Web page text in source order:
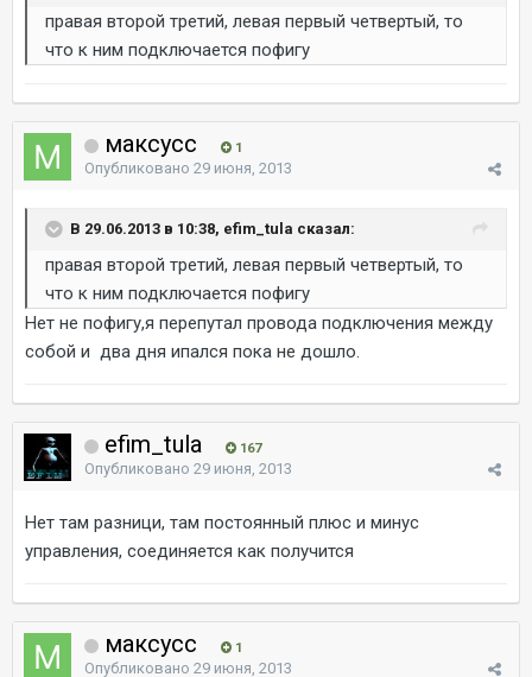
правая второй третий, левая первый четвертый, то
что к ним подключается пофигу
максусс 1
Опубликовано 29 июня, 2013
В 29.06.2013 в 10:38, efim_tula сказал:
правая второй третий, левая первый четвертый, то
что к ним подключается пофигу
Нет не пофигу,я перепутал провода подключения между
собой и два дня ипался пока не дошло.
efim_tula 167
Опубликовано 29 июня, 2013
Нет там разници, там постоянный плюс и минус
управления, соединяется как получится
максусс 1
Опубликовано 29 июня, 2013